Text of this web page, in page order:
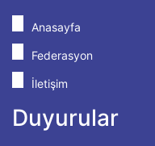
Anasayfa
Federasyon
İletişim
Duyurular